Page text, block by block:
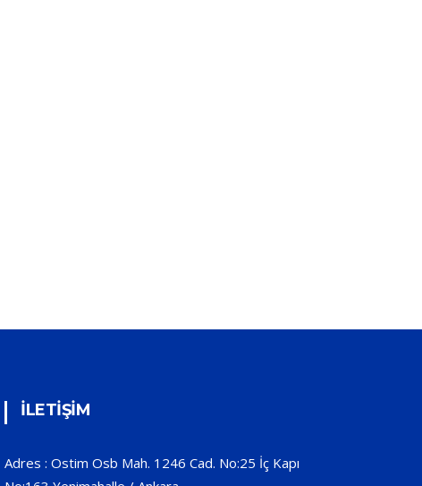
İLETİŞİM
Adres : Ostim Osb Mah. 1246 Cad. No:25 İç Kapı